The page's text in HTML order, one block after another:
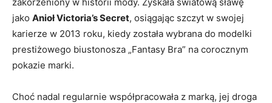
jako Anioł Victoria’s Secret, osiągając szczyt w swojej
karierze w 2013 roku, kiedy została wybrana do modelki
prestiżowego biustonosza „Fantasy Bra” na corocznym
pokazie marki.
Choć nadal regularnie współpracowała z marką, jej droga